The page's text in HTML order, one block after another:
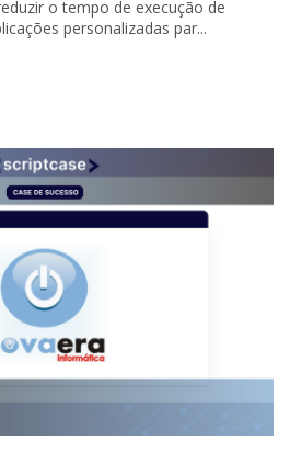
o tempo de execução de
personalizadas par...